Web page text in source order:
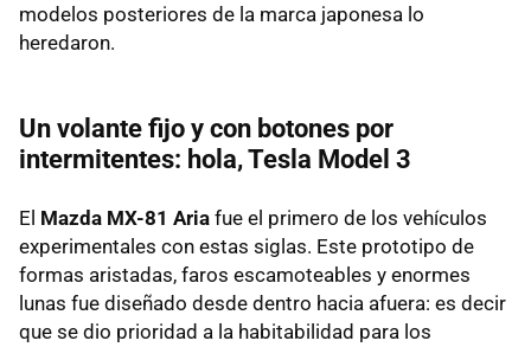
modelos posteriores de la marca japonesa lo
heredaron.
Un volante fijo y con botones por
intermitentes: hola, Tesla Model 3
El Mazda MX-81 Aria fue el primero de los vehículos
experimentales con estas siglas. Este prototipo de
formas aristadas, faros escamoteables y enormes
lunas fue diseñado desde dentro hacia afuera: es decir
que se dio prioridad a la habitabilidad para los